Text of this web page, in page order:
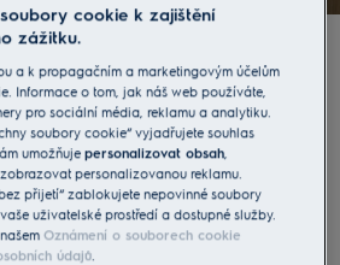
kategorií
Mytí nádobí
cookie k zajištění
zážitku.
a k propagačním a marketingovým účelům
Informace o tom, jak náš web používáte,
pro sociální média, reklamu a analytiku.
soubory cookie“ vyjadřujete souhlas
umožňujepersonalizovat obsah
personalizovanou reklamu.
přijetí“ zablokujete nepovinné soubory
uživatelské prostředí a dostupné služby.
Oznámení o souborech cookie
údajů